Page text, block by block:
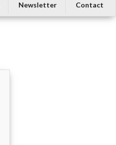
Newsletter Contact